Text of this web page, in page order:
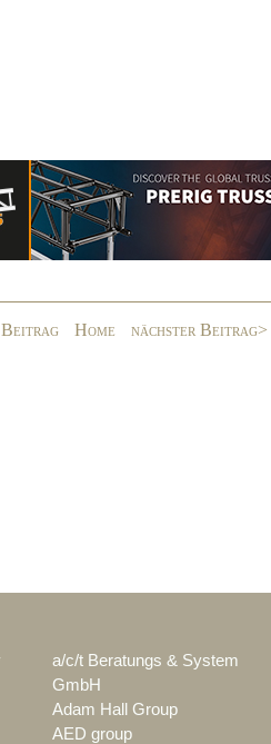
Home nächster Beitrag>
a/c/t Beratungs & System
GmbH
Adam Hall Group
AED group